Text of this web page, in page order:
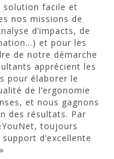
solution facile et
nos missions de
d’impacts, de
et pour les
de notre démarche
apprécient les
pour élaborer le
de l’ergonomie
et nous gagnons
des résultats. Par
toujours
d’excellente